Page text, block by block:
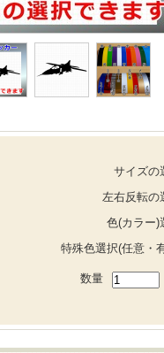
サイズの
左右反転の
色(カラー)
特殊色選択(任意・
数量